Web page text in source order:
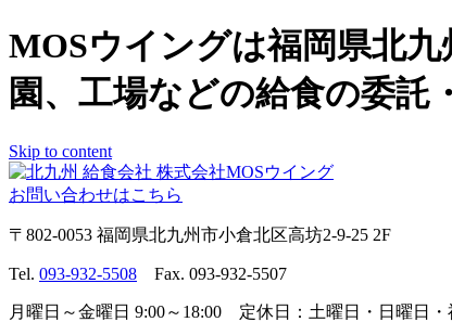
MOSウイングは福岡県北
園、工場などの給食の委託
Skip to content
お問い合わせはこちら
〒802-0053 福岡県北九州市小倉北区高坊2-9-25 2F
Tel. 093-932-5508 Fax. 093-932-5507
月曜日～金曜日 9:00～18:00 定休日：土曜日・日曜日・